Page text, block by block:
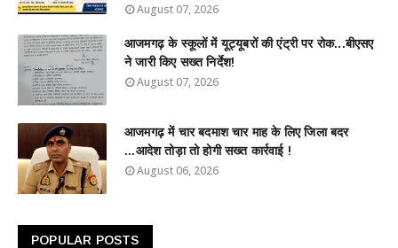
August 07, 2026
आजमगढ़ के स्कूलों में यूट्यूबरों की एंट्री पर रोक...बीएसए
ने जारी किए सख्त निर्देश!
August 07, 2026
आजमगढ़ में चार बदमाश चार माह के लिए जिला बदर
...आदेश तोड़ा तो होगी सख्त कार्रवाई !
August 06, 2026
POPULAR POSTS